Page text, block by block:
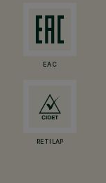
EAC
RETILAP